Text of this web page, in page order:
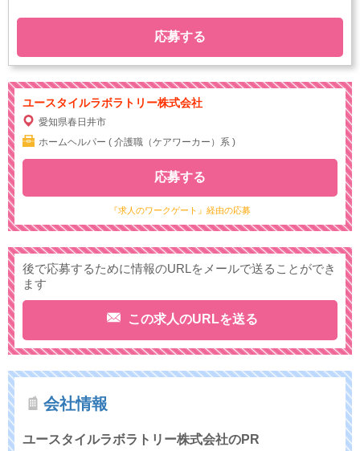
応募する
ユースタイルラボラトリー株式会社
愛知県春日井市
ホームヘルパー ( 介護職（ケアワーカー）系 )
『求人のワークゲート』経由の応募
応募する
後で応募するために情報のURLをメールで送ることができ
ます
この求人のURLを送る
会社情報
ユースタイルラボラトリー株式会社のPR